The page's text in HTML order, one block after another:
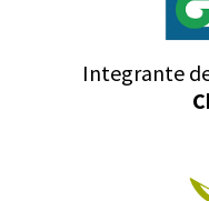
Integrante